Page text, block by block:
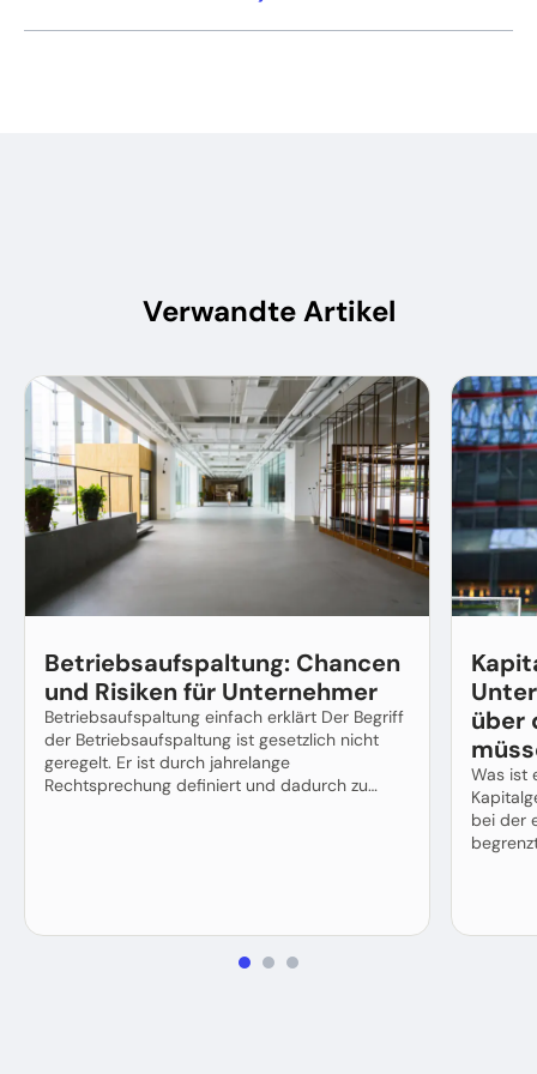
Verwandte Artikel
Betriebsaufspaltung: Chancen
und Risiken für Unternehmer
Betriebsaufspaltung einfach erklärt Der Begriff
der Betriebsaufspaltung ist gesetzlich nicht
geregelt. Er ist durch jahrelange
Rechtsprechung definiert und dadurch zu…
über
Was ist
bei der